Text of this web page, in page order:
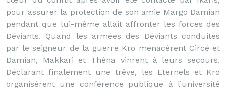
pour assurer la protection de son amie Margo Damian
pendant que lui-même allait affronter les forces des
Déviants. Quand les armées des Déviants conduites
par le seigneur de la guerre Kro menacèrent Circé et
Damian, Makkari et Théna vinrent à leurs secours.
Déclarant finalement une trêve, les Eternels et Kro
organisèrent une conférence publique à l’université